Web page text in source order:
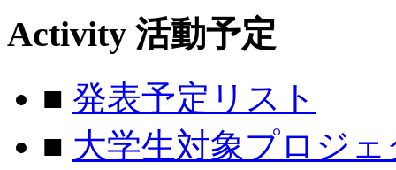
Activity 活動予定
■ 発表予定リスト
■ 大学生対象プロジ